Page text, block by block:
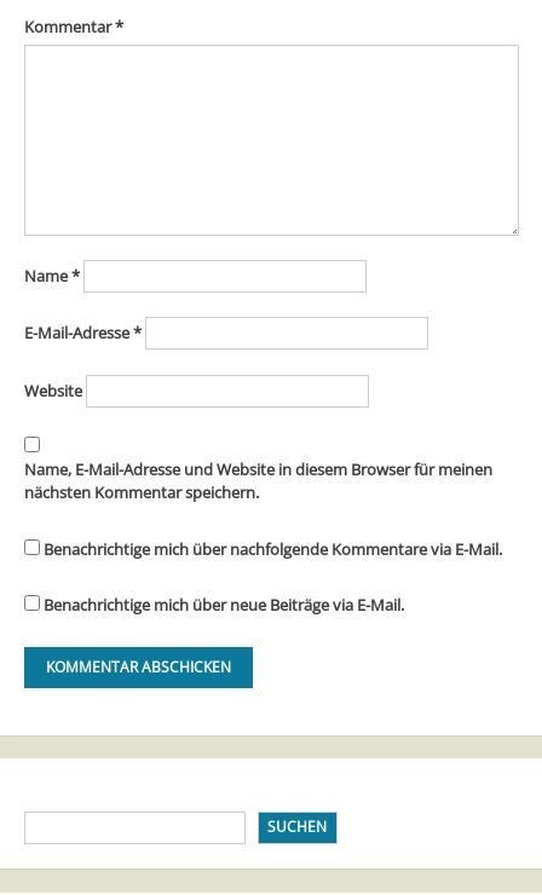
Kommentar*
Name*
E-Mail-Adresse*
Website
Name, E-Mail-Adresse und Website in diesem Browser für meinen
nächsten Kommentar speichern.
Benachrichtige mich über nachfolgende Kommentare via E-Mail.
Benachrichtige mich über neue Beiträge via E-Mail.
SUCHEN